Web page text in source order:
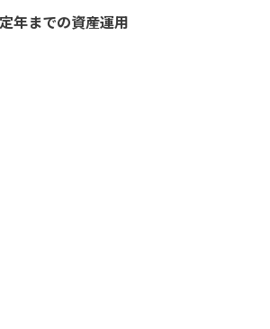
定年までの資産運用